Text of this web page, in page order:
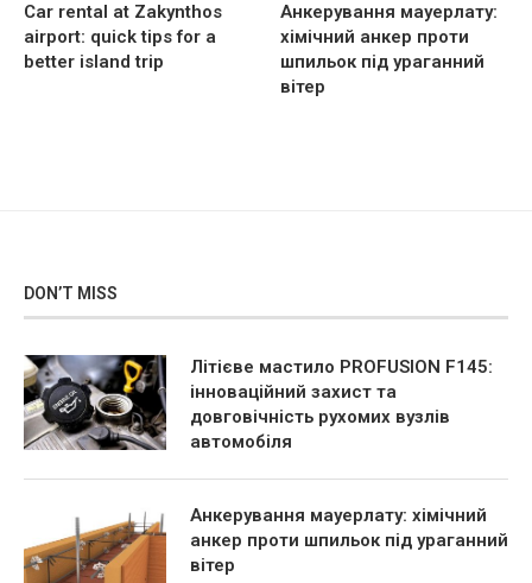
Car rental at Zakynthos
airport: quick tips for a
better island trip
Анкерування мауерлату:
хімічний анкер проти
шпильок під ураганний
вітер
DON’T MISS
Літієве мастило PROFUSION F145:
інноваційний захист та
довговічність рухомих вузлів
автомобіля
Анкерування мауерлату: хімічний
анкер проти шпильок під ураганний
вітер